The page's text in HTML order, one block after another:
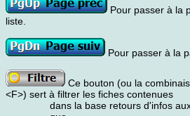
Pour passer à la
liste.
Pour passer à la
Ce bouton (ou la
<F>) sert à filtrer les fiches contenues
dans la base retours d'infos